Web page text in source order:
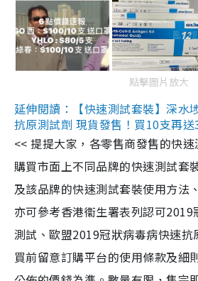
點擊圖片放大
延伸閱讀：【快速測試套裝】深水
抗原測試劑 現貨發售！買10支再
<< 提提大家，各零售商發售的快速
購買市面上不同品牌的快速測試套
及該品牌的快速測試套裝使用方法
亦可參考香港衞生署表列認可
測試、歐盟2019冠狀病毒病快速抗
買前留意訂購平台的使用條款及細